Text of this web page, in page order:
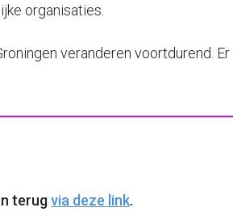
organisaties.
veranderen voortdurend.
terugvia deze link.